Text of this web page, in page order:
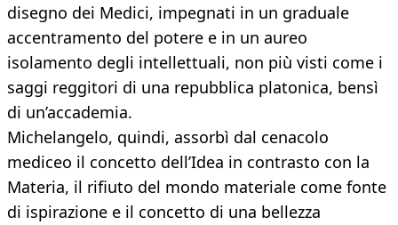
disegno dei Medici, impegnati in un graduale
accentramento del potere e in un aureo
isolamento degli intellettuali, non più visti come i
saggi reggitori di una repubblica platonica, bensì
di un’accademia.
Michelangelo, quindi, assorbì dal cenacolo
mediceo il concetto dell’Idea in contrasto con la
Materia, il rifiuto del mondo materiale come fonte
di ispirazione e il concetto di una bellezza